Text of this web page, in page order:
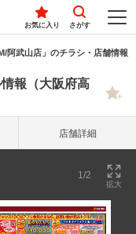
お気に入り さがす
阿武山店」のチラシ・店舗情報
報（大阪府高
店舗詳細
1/2
拡大